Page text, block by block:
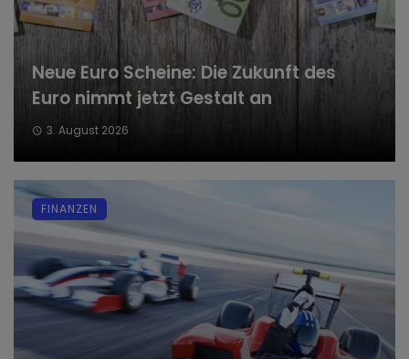
Neue Euro Scheine: Die Zukunft des
Euro nimmt jetzt Gestalt an
3. August 2026
FINANZEN